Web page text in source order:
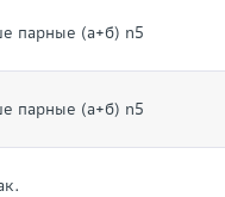
парные (а+б) n5
парные (а+б) n5